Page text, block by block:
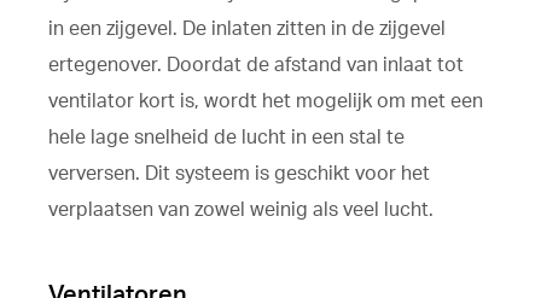
in een zijgevel. De inlaten zitten in de zijgevel
ertegenover. Doordat de afstand van inlaat tot
ventilator kort is, wordt het mogelijk om met een
hele lage snelheid de lucht in een stal te
verversen. Dit systeem is geschikt voor het
verplaatsen van zowel weinig als veel lucht.